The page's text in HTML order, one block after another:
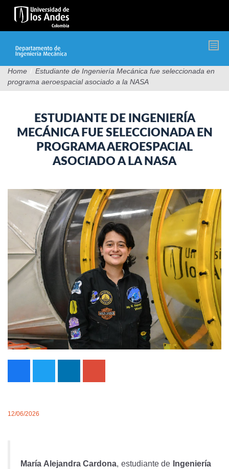
Pasar
contenido
Home / Estudiante de Ingeniería Mecánica fue seleccionada en
programa aeroespacial asociado a la NASA
ESTUDIANTE DE INGENIERÍA
MECÁNICA FUE SELECCIONADA EN
PROGRAMA AEROESPACIAL
ASOCIADO A LA NASA
12/06/2026
María Alejandra Cardona, estudiante de Ingeniería